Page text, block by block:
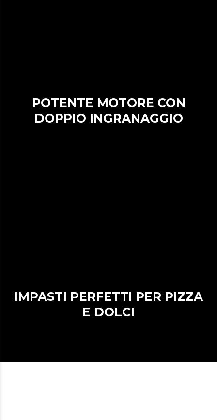
POTENTE MOTORE CON
DOPPIO INGRANAGGIO
IMPASTI PERFETTI PER PIZZA
E DOLCI